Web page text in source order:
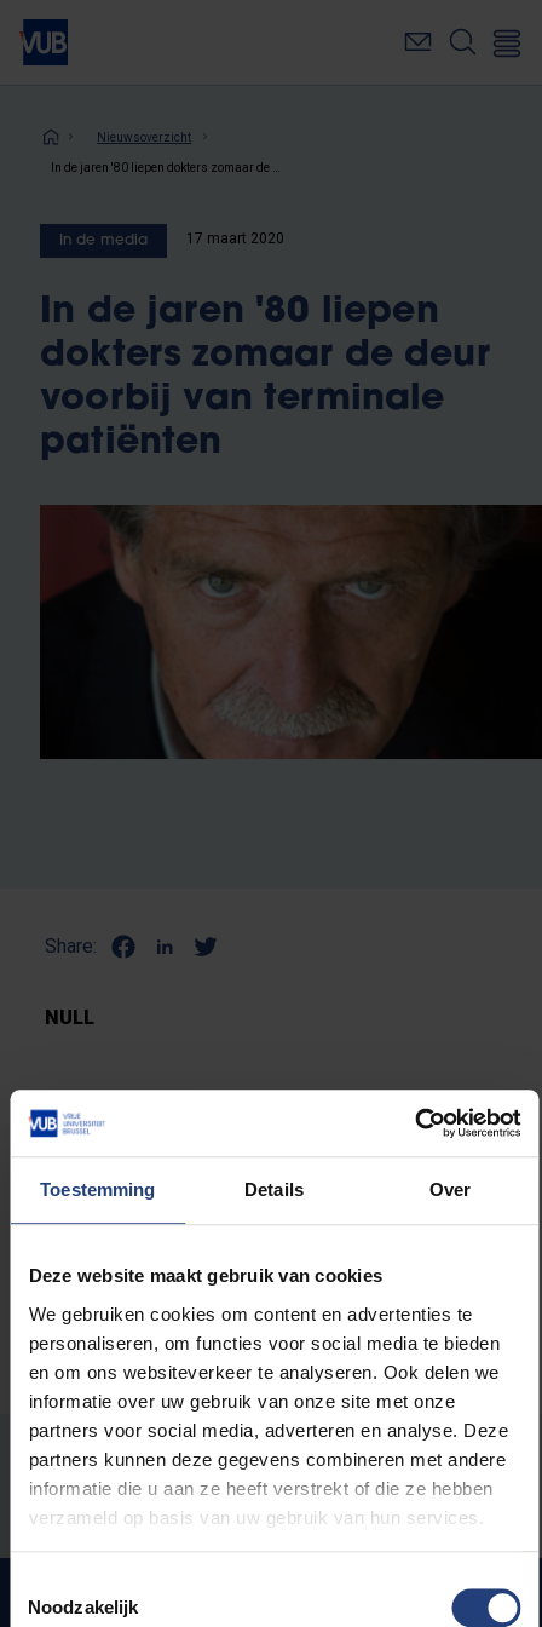
Toestemming Details Over
Deze website maakt gebruik van cookies
We gebruiken cookies om content en advertenties te
personaliseren, om functies voor social media te bieden
en om ons websiteverkeer te analyseren. Ook delen we
informatie over uw gebruik van onze site met onze
partners voor social media, adverteren en analyse. Deze
partners kunnen deze gegevens combineren met andere
informatie die u aan ze heeft verstrekt of die ze hebben
verzameld op basis van uw gebruik van hun services.
Noodzakelijk
Overslaan
naar
inhoudKruimelpad
Nieuwsoverzicht
In de media 17 maart 2020
In de jaren '80 liepen
dokters zomaar de deur
voorbij van terminale
patiënten
Share:
NULL
Lees meer over:
Maatschappij en engagement
Stond er een fout op deze pagina?
Laat het ons weten